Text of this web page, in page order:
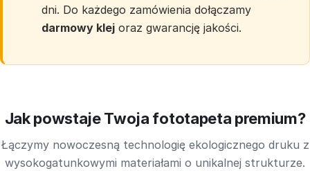
dni. Do każdego zamówienia dołączamy
darmowy klej oraz gwarancję jakości.
Jak powstaje Twoja fototapeta premium?
Łączymy nowoczesną technologię ekologicznego druku z
wysokogatunkowymi materiałami o unikalnej strukturze.